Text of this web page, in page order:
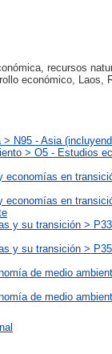
recursos
económico, Laos,
N95 - Asia
> O5 - Estudios
economías en
economías en
y su transición >
y su transición >
de medio
de medio